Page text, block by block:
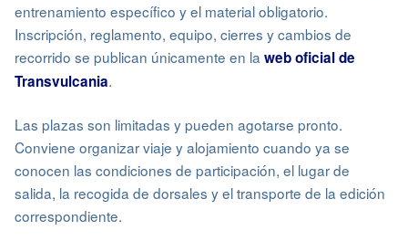
entrenamiento específico y el material obligatorio.
Inscripción, reglamento, equipo, cierres y cambios de
recorrido se publican únicamente en laweb oficial de
Transvulcania.
Las plazas son limitadas y pueden agotarse pronto.
Conviene organizar viaje y alojamiento cuando ya se
conocen las condiciones de participación, el lugar de
salida, la recogida de dorsales y el transporte de la edición
correspondiente.